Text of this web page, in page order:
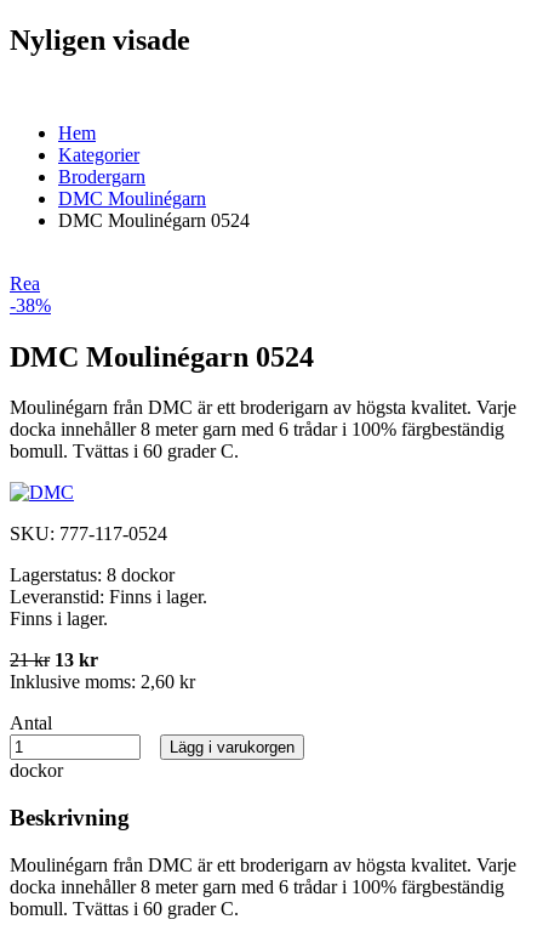
Nyligen visade
Hem
Kategorier
Brodergarn
DMC Moulinégarn
DMC Moulinégarn 0524
Rea
-38%
DMC Moulinégarn 0524
Moulinégarn från DMC är ett broderigarn av högsta kvalitet. Varje
docka innehåller 8 meter garn med 6 trådar i 100% färgbeständig
bomull. Tvättas i 60 grader C.
SKU: 777-117-0524
Lagerstatus: 8 dockor
Leveranstid: Finns i lager.
Finns i lager.
21 kr 13 kr
Inklusive moms: 2,60 kr
Antal
dockor
Lägg i varukorgen
Beskrivning
Moulinégarn från DMC är ett broderigarn av högsta kvalitet. Varje
docka innehåller 8 meter garn med 6 trådar i 100% färgbeständig
bomull. Tvättas i 60 grader C.